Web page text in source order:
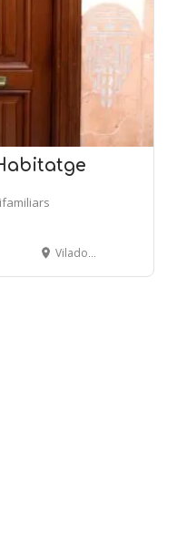
Viladomat, 124 - BARCELONA